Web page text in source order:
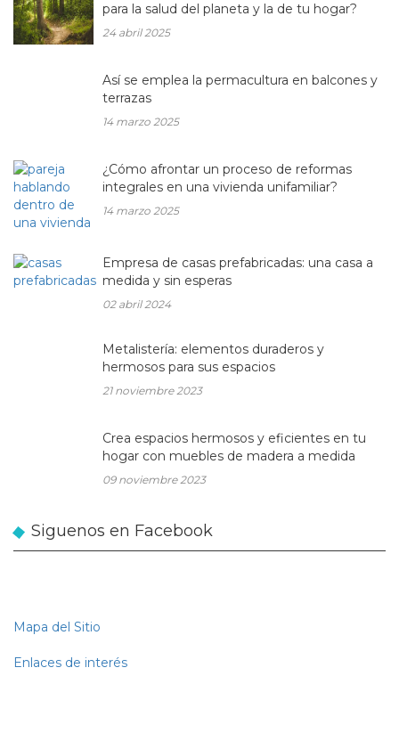
para la salud del planeta y la de tu hogar?
24 abril 2025
Así se emplea la permacultura en balcones y
terrazas
14 marzo 2025
¿Cómo afrontar un proceso de reformas
integrales en una vivienda unifamiliar?
14 marzo 2025
Empresa de casas prefabricadas: una casa a
medida y sin esperas
02 abril 2024
Metalistería: elementos duraderos y
hermosos para sus espacios
21 noviembre 2023
Crea espacios hermosos y eficientes en tu
hogar con muebles de madera a medida
09 noviembre 2023
Siguenos en Facebook
Mapa del Sitio
Enlaces de interés